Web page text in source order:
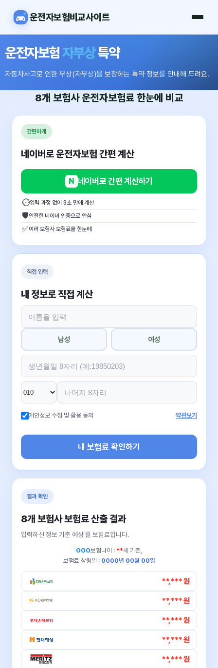
운전자보험비교사이트
운전자보험자부상특약
자동차사고로 인한 부상(자부상)을 보장하는 특약 정보를 안내해 드려요.
8개 보험사운전자보험료 한눈에 비교
간편하게
네이버로 운전자보험 간편 계산
N 네이버로 간편 계산하기
⏱입력 과정 없이 3초 만에 계산
🛡안전한 네이버 인증으로 안심
✅여러 보험사 보험료를 한눈에
직접 입력
내 정보로 직접 계산
남성 여성
개인정보 수집 및 활용 동의 약관보기
내 보험료 확인하기
결과 확인
8개 보험사 보험료 산출 결과
입력하신 정보 기준 예상 월 보험료입니다.
OOO보험나이 : **세 기준,
보험료 상령일 : 0000년 00월 00일
**,*** 원
**,*** 원
**,*** 원
**,*** 원
**,*** 원